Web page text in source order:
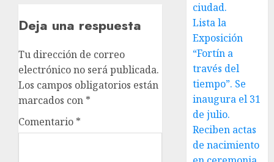
Deja una respuesta
Tu dirección de correo
electrónico no será publicada.
Los campos obligatorios están
marcados con *
Comentario *
ciudad.
Lista la
Exposición
“Fortín a
través del
tiempo”. Se
inaugura el 31
de julio.
Reciben actas
de nacimiento